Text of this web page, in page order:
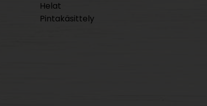
Helat
Pintakäsittely